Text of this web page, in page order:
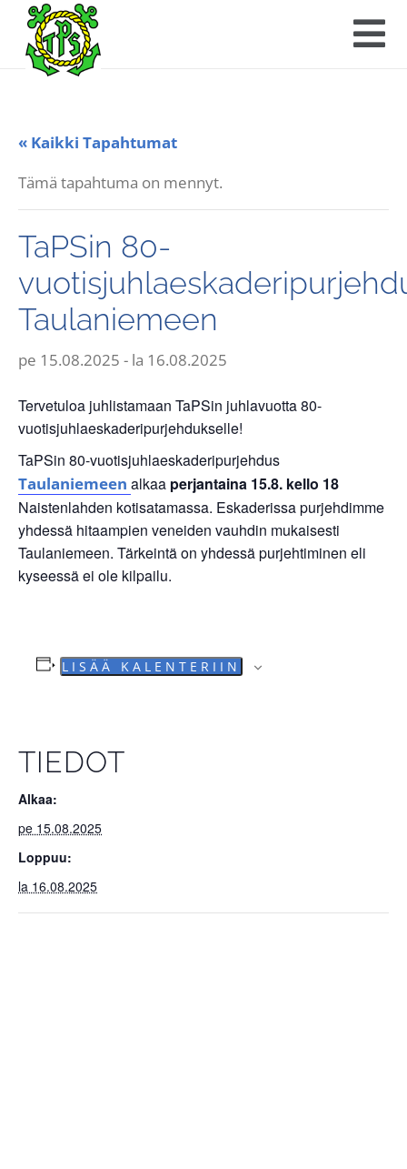
« Kaikki Tapahtumat
Tämä tapahtuma on mennyt.
TaPSin 80-
Taulaniemeen
pe 15.08.2025 - la 16.08.2025
Tervetuloa juhlistamaan TaPSin juhlavuotta 80-
vuotisjuhlaeskaderipurjehdukselle!
TaPSin 80-vuotisjuhlaeskaderipurjehdus
Taulaniemeen alkaa perjantaina 15.8. kello 18
Naistenlahden kotisatamassa. Eskaderissa purjehdimme
yhdessä hitaampien veneiden vauhdin mukaisesti
Taulaniemeen. Tärkeintä on yhdessä purjehtiminen eli
kyseessä ei ole kilpailu.
LISÄÄ KALENTERIIN
TIEDOT
Alkaa:
pe 15.08.2025
Loppuu:
la 16.08.2025